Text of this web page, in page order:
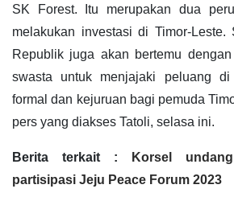
SK Forest. Itu merupakan dua
melakukan investasi di Timor-Leste.
Republik juga akan bertemu
swasta untuk menjajaki peluang di
formal dan kejuruan bagi pemuda
pers yang diakses Tatoli, selasa ini.
Berita terkait :
Korsel
partisipasi Jeju Peace Forum 2023